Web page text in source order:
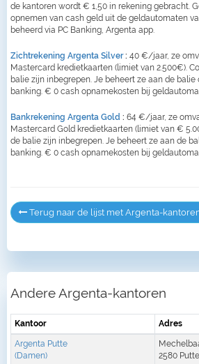
de kantoren wordt € 1,50 in rekening gebracht.
opnemen van cash geld uit de geldautomaten
beheerd via PC Banking, Argenta app.
Zichtrekening Argenta Silver: 40 €/jaar, ze
Mastercard kredietkaarten (limiet van 2.500€).
balie zijn inbegrepen. Je beheert ze aan de balie
banking. € 0 cash opnamekosten bij
Bankrekening Argenta Gold : 64 €/jaar, ze
Mastercard Gold kredietkaarten (limiet van €
de balie zijn inbegrepen. Je beheert ze aan de
banking. € 0 cash opnamekosten bij
Terug naar de lijst met Argenta-
Andere Argenta-kantoren
Kantoor Adres
Argenta Putte
(Damen)
2580 Putte